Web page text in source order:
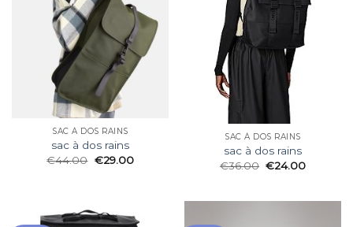
SAC À DOS RAINS
sac à dos rains
€44.00 €29.00
SAC À DOS RAINS
sac à dos rains
€36.00 €24.00